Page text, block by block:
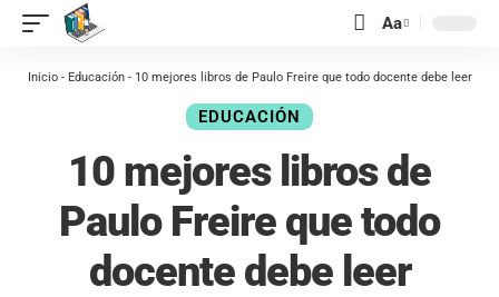
contenido Aa
Inicio- Educación- 10 mejores libros de Paulo Freire que todo docente debe leer
EDUCACIÓN
10 mejores libros de
Paulo Freire que todo
docente debe leer